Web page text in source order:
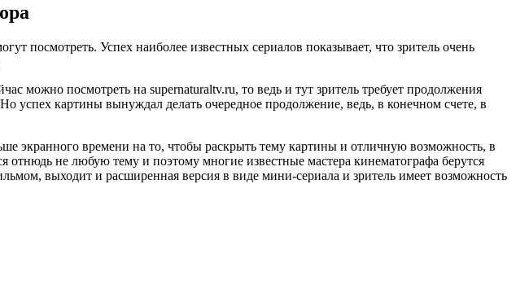
посмотреть. Успех наиболее известных сериалов показывает, что зритель очень
можно посмотреть на supernaturaltv.ru, то ведь и тут зритель требует продолжения
успех картины вынуждал делать очередное продолжение, ведь, в конечном счете, в
экранного времени на то, чтобы раскрыть тему картины и отличную возможность, в
отнюдь не любую тему и поэтому многие известные мастера кинематографа берутся
выходит и расширенная версия в виде мини-сериала и зритель имеет возможность